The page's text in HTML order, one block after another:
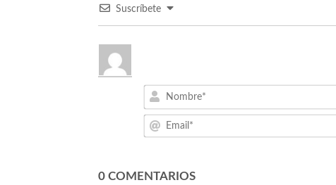
Suscríbete
0 COMENTARIOS